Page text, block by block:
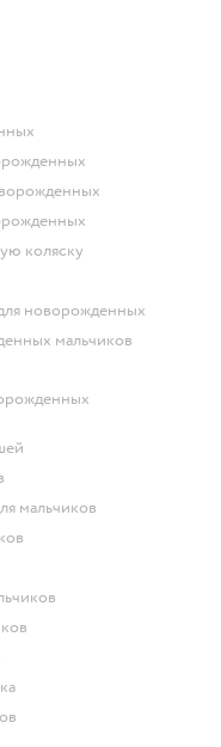
коляску
новорожденных
мальчиков
мальчиков